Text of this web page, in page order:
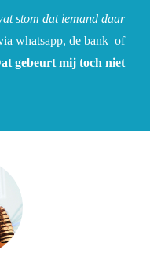
stom dat iemand daar
whatsapp, de bank of
gebeurt mij toch niet